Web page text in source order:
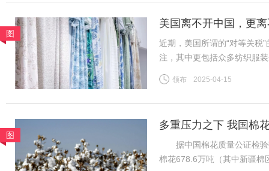
图
美国离不开中国，更
近期，美国所谓的“对等关税
注，其中更包括众多纺织服
跨境电商及小额包裹更是惠
领布 2025-04-15
图
多重压力之下 我国棉
据中国棉花质量公证检验
棉花678.6万吨（其中新疆棉